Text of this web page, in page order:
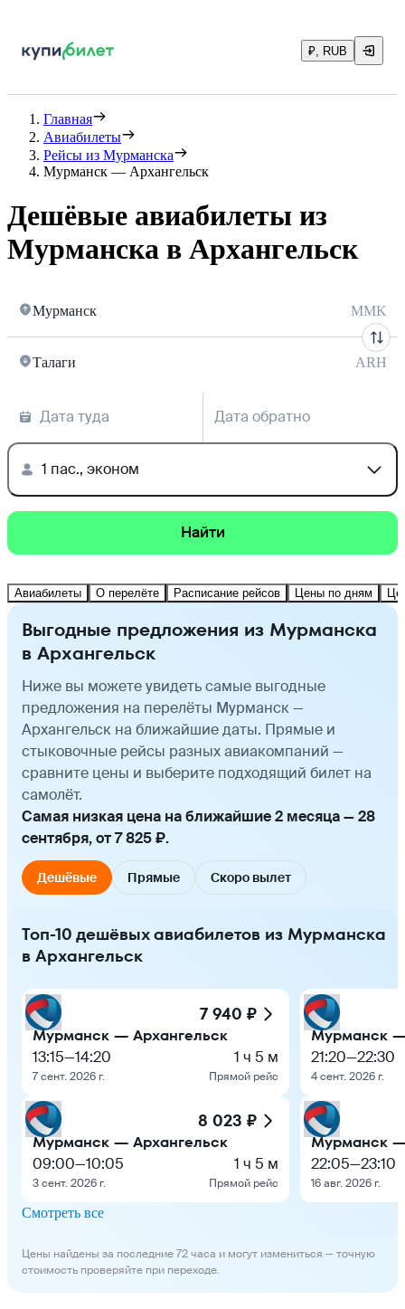
₽, RUB
Главная
Авиабилеты
Рейсы из Мурманска
Мурманск — Архангельск
Дешёвые авиабилеты из
Мурманска в Архангельск
Мурманск MMK
Талаги ARH
Дата туда Дата обратно
1 пас., эконом
Найти
Авиабилеты О перелёте Расписание рейсов Цены по дням
Выгодные предложения из Мурманска
в Архангельск
Ниже вы можете увидеть самые выгодные
предложения на перелёты Мурманск —
Архангельск на ближайшие даты. Прямые и
стыковочные рейсы разных авиакомпаний —
сравните цены и выберите подходящий билет на
самолёт.
Самая низкая цена на ближайшие 2 месяца — 28
сентября, от 7 825 ₽.
Дешёвые Прямые Скоро вылет
Топ-10 дешёвых авиабилетов из Мурманска
в Архангельск
7 940 ₽
Мурманск — Архангельск
13:15—14:20
7 сент. 2026 г.
1 ч 5 м
Прямой рейс
8 023 ₽
Мурманск — Архангельск
09:00—10:05
3 сент. 2026 г.
1 ч 5 м
Прямой рейс
Мурманск —
21:20—22:30
4 сент. 2026 г.
Мурманск —
22:05—23:10
16 авг. 2026 г.
Смотреть все
Цены найдены за последние 72 часа и могут измениться — точную
стоимость проверяйте при переходе.